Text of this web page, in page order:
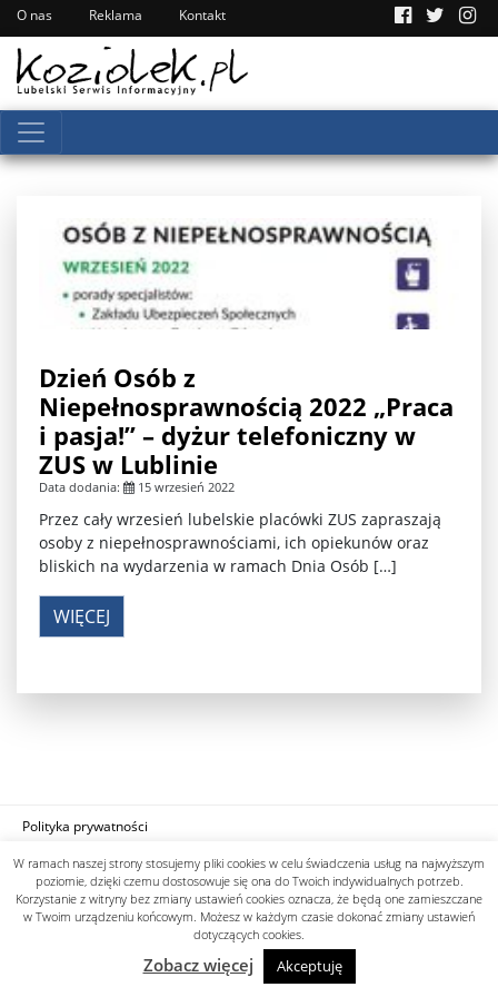
O nas Reklama Kontakt
Dzień Osób z
Niepełnosprawnością 2022 „Praca
i pasja!” – dyżur telefoniczny w
ZUS w Lublinie
Data dodania: 15 wrzesień 2022
Przez cały wrzesień lubelskie placówki ZUS zapraszają
osoby z niepełnosprawnościami, ich opiekunów oraz
bliskich na wydarzenia w ramach Dnia Osób […]
WIĘCEJ
Polityka prywatności
W ramach naszej strony stosujemy pliki cookies w celu świadczenia usług na najwyższym
poziomie, dzięki czemu dostosowuje się ona do Twoich indywidualnych potrzeb.
Korzystanie z witryny bez zmiany ustawień cookies oznacza, że będą one zamieszczane
w Twoim urządzeniu końcowym. Możesz w każdym czasie dokonać zmiany ustawień
dotyczących cookies.
Zobacz więcej Akceptuję